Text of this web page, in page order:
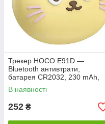
Трекер HOCO E91D —
Bluetooth антивтрати,
батарея CR2032, 230 mAh,
замінна, бежевий
В наявності
252 ₴